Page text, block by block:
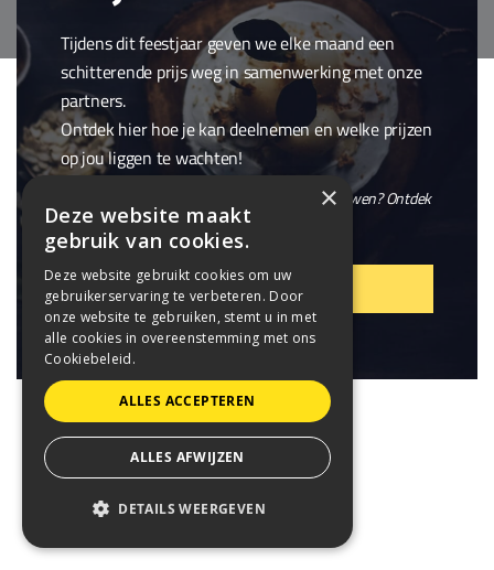
webdesign byconversal
Tijdens dit feestjaar geven we elke maand een
schitterende prijs weg in samenwerking met onze
partners.
Ontdek hier hoe je kan deelnemen en welke prijzen
op jou liggen te wachten!
En wil je niet alleen winnen, maar ook meebouwen? Ontdek
onze openstaandevacatures.
VIER MEE!
×
Deze website maakt
gebruik van cookies.
Deze website gebruikt cookies om uw
gebruikerservaring te verbeteren. Door
onze website te gebruiken, stemt u in met
alle cookies in overeenstemming met ons
Cookiebeleid.
ALLES ACCEPTEREN
ALLES AFWIJZEN
DETAILS WEERGEVEN
STRIKT NOODZAKELIJK